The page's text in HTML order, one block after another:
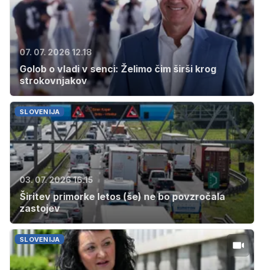
07. 07. 2026 12.18
Golob o vladi v senci: Želimo čim širši krog
strokovnjakov
SLOVENIJA
03. 07. 2026 16.15
Širitev primorke letos (še) ne bo povzročala
zastojev
SLOVENIJA